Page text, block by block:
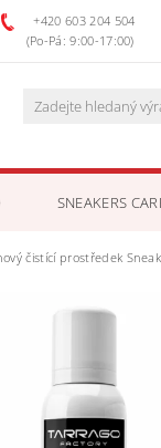
+420 603 204 504
(Po-Pá: 9:00-17:00)
SNEAKERS
KONTAKTY
čistící prostředek